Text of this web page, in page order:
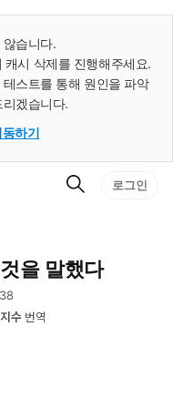
습니다.
시 삭제를 진행해주세요.
스트를 통해 원인을 파악
겠습니다.
하기
검
로그인
을 말했다
수번역